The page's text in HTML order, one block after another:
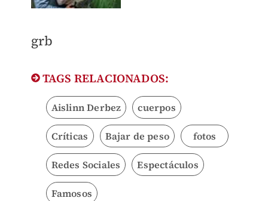
grb
TAGS RELACIONADOS:
Aislinn Derbez cuerpos
Críticas Bajar de peso fotos
Redes Sociales Espectáculos
Famosos